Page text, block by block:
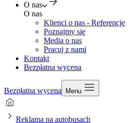
O nas
O nas
Klienci o nas - Referencje
Poznajmy się
Media o nas
Pracuj z nami
Kontakt
Bezpłatna wycena
Bezpłatna wycena Menu
Reklama na autobusach